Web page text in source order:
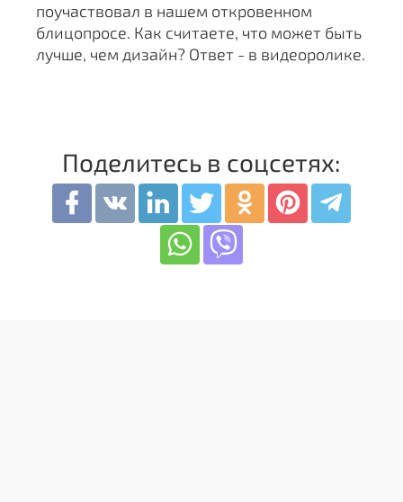
поучаствовал в нашем откровенном
блицопросе. Как считаете, что может быть
лучше, чем дизайн? Ответ - в видеоролике.
Поделитесь в соцсетях: